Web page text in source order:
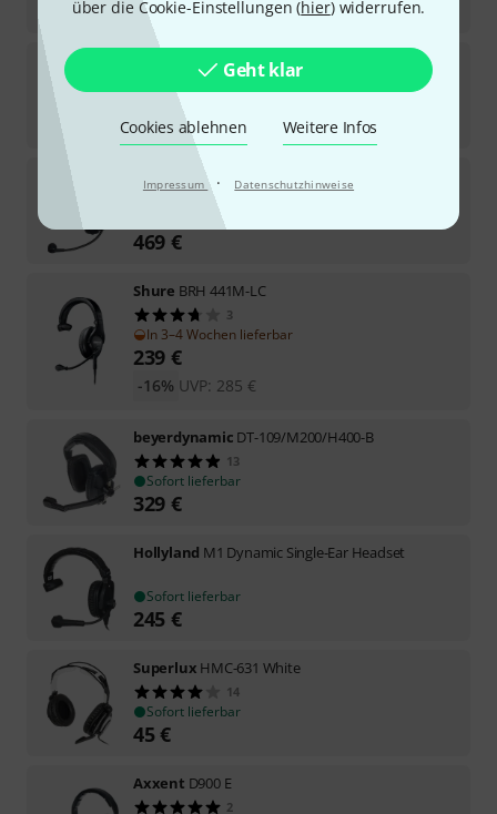
über die Cookie-Einstellungen (hier) widerrufen.
Geht klar
Cookies ablehnen Weitere Infos
Impressum · Datenschutzhinweise
345 €
Solidcom C1 Pro Wired Headset
Sofort lieferbar
139€
Pro-D1 XLR4F
Sofort lieferbar
469 €
Shure BRH 441M-LC
3
In 3–4 Wochen lieferbar
239 €
UVP: 285 €
-16%
beyerdynamic DT-109/M200/H400-B
13
Sofort lieferbar
329 €
Hollyland M1 Dynamic Single-Ear Headset
Sofort lieferbar
245 €
Superlux HMC-631 White
14
Sofort lieferbar
45€
Axxent D900 E
2